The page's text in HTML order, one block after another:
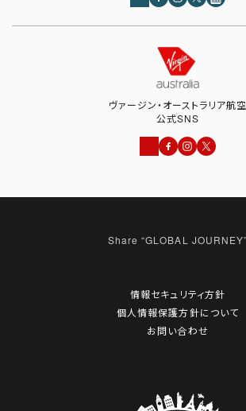
ヴァージン・オーストラリア航空
公式SNS
情報セキュリティ方針
個人情報保護方針について
お問い合わせ